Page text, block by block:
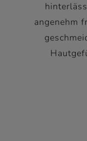
angenehm